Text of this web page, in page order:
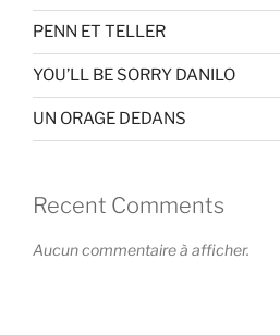
PENN ET TELLER
YOU’LL BE SORRY DANILO
UN ORAGE DEDANS
Recent Comments
Aucun commentaire à afficher.